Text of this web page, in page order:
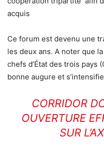
acquis
Ce forum est devenu une
les deux ans. A noter que
chefs d’État des trois pays
bonne augure et
CORRIDOR
OUVERTURE
SUR